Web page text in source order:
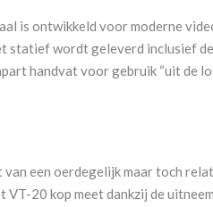
is ontwikkeld voor moderne
statief wordt geleverd inclusief
handvat voor gebruik “uit de
een oerdegelijk maar toch
20 kop meet dankzij de